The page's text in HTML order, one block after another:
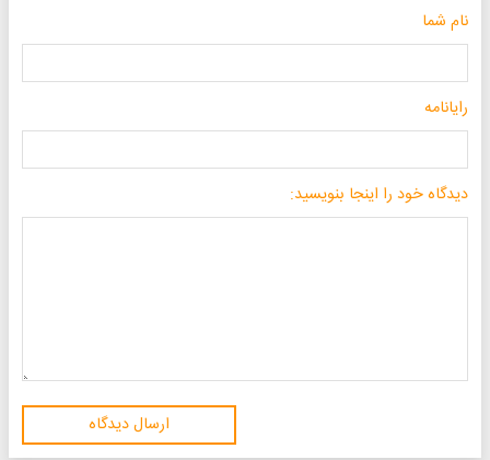
نام شما
رایانامه
دیدگاه خود را اینجا بنویسید:
ارسال دیدگاه